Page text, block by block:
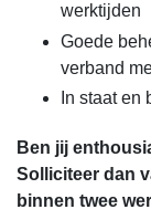
werktijden
Goede
verband
In staat en
Ben jij
Solliciteer dan
binnen twee